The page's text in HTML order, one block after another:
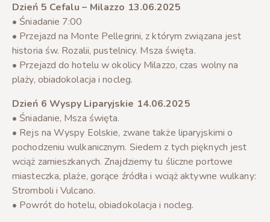
Dzień 5 Cefalu – Milazzo 13.06.2025
• Śniadanie 7:00
• Przejazd na Monte Pellegrini, z którym związana jest
historia św. Rozalii, pustelnicy. Msza święta.
• Przejazd do hotelu w okolicy Milazzo, czas wolny na
plaży, obiadokolacja i nocleg.
Dzień 6 Wyspy Liparyjskie 14.06.2025
• Śniadanie, Msza święta.
• Rejs na Wyspy Eolskie, zwane także liparyjskimi o
pochodzeniu wulkanicznym. Siedem z tych pięknych jest
wciąż zamieszkanych. Znajdziemy tu śliczne portowe
miasteczka, plaże, gorące źródła i wciąż aktywne wulkany:
Stromboli i Vulcano.
• Powrót do hotelu, obiadokolacja i nocleg.